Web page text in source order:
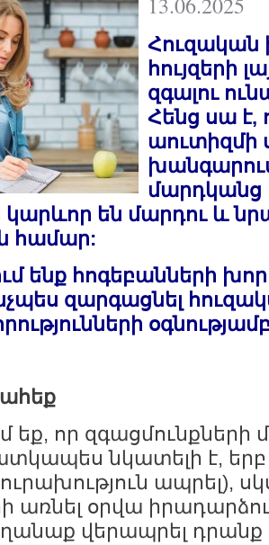
Հուզական
հույզերի
զգալու
Հենց սա է,
աուտիզմի
մարդկանց
են մարդու և
համար:
ենք հոգեբանների
զարգացնել
որ զգացմունքների
նկատելի է, երբ
ապրել),
առնել օրվա
վերապրել